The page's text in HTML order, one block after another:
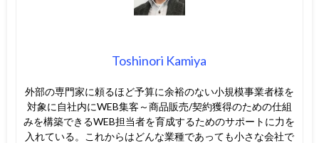
Toshinori Kamiya
外部の専門家に頼るほど予算に余裕のない小規模事業者様を
対象に自社内にWEB集客～商品販売/契約獲得のための仕組
みを構築できるWEB担当者を育成するためのサポートに力を
入れている。これからはどんな業種であっても小さな会社で